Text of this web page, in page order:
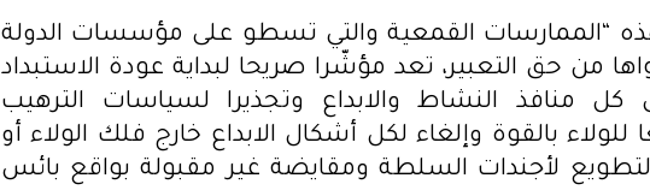
هذه “الممارسات القمعية والتي تسطو على مؤسسات الدولة
من حق التعبير، تعد مؤشّرا صريحا لبداية عودة الاستبداد
كل منافذ النشاط والابداع وتجذيرا لسياسات الترهيب
للولاء بالقوة وإلغاء لكل أشكال الابداع خارج فلك الولاء أو
لأجندات السلطة ومقايضة غير مقبولة بواقع بائس